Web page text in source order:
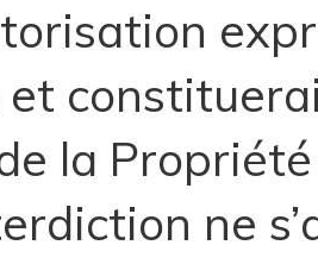
la
ne